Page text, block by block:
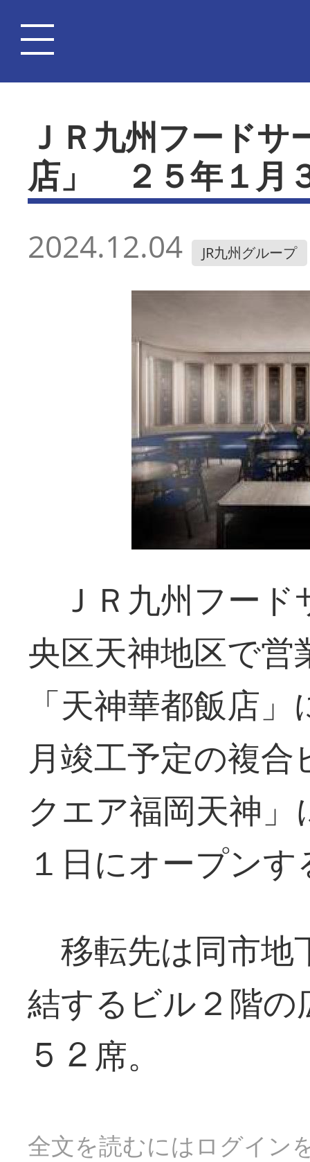
ＪＲ九州フード
店」 ２５年１月
2024.12.04 JR九州グループ
ＪＲ九州フード
央区天神地区で
「天神華都飯店
月竣工予定の複
クエア福岡天神
１日にオープンす
移転先は同市地
結するビル２階
５２席。
全文を読むにはログイン